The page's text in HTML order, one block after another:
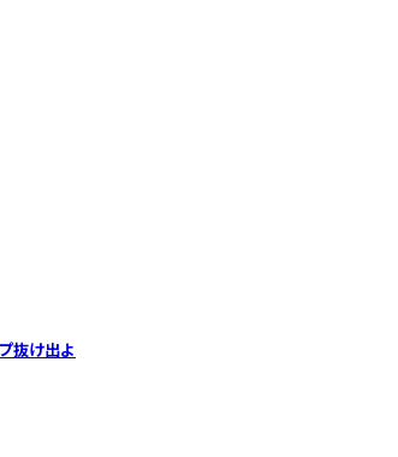
抜け出よ